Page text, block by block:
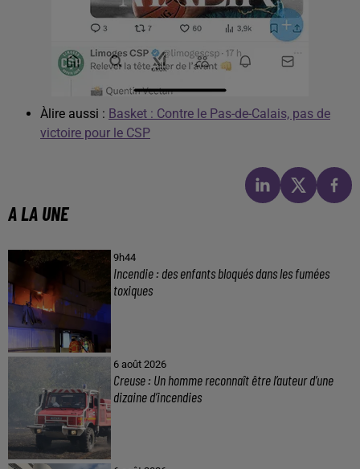
Àlire aussi : Basket : Contre le Pas-de-Calais, pas de
victoire pour le CSP
A LA UNE
9h44
Incendie : des enfants bloqués dans les fumées
toxiques
6 août 2026
Creuse : Un homme reconnaît être l’auteur d’une
dizaine d’incendies